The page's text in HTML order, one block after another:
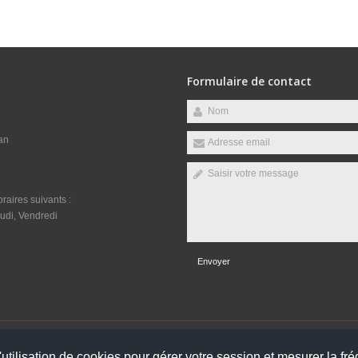
suivants :
Vendredi
Formulaire de contact
Envoyer